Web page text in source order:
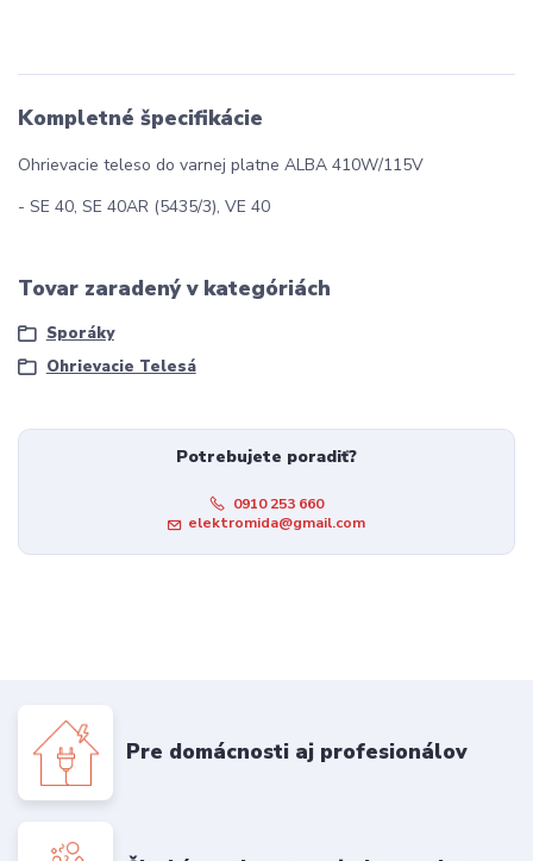
Kompletné špecifikácie
Ohrievacie teleso do varnej platne ALBA 410W/115V
- SE 40, SE 40AR (5435/3), VE 40
Tovar zaradený v kategóriách
Sporáky
Ohrievacie Telesá
Potrebujete poradiť?
0910 253 660
elektromida@gmail.com
Pre domácnosti aj profesionálov